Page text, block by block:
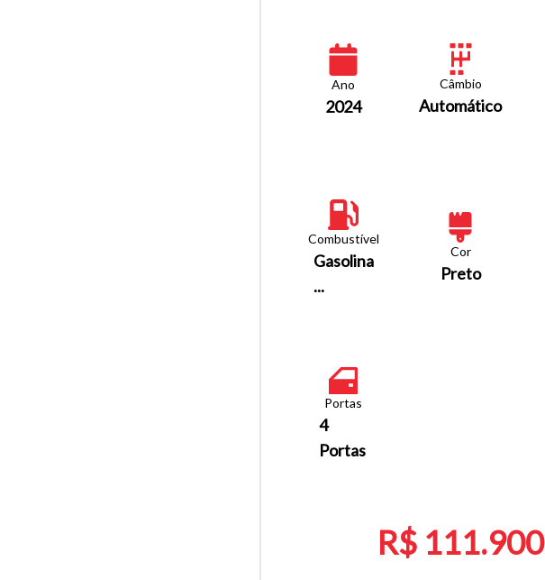
Ano
2024
Câmbio
Automático
Combustível
Gasolina
...
Cor
Preto
Portas
4
Portas
R$ 111.900